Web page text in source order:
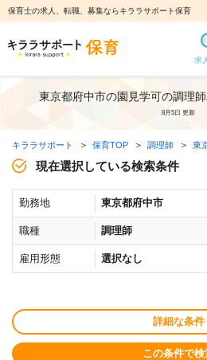
保育士の求人、転職、募集ならキララサポート保育
東京都府中市の園見学可の調理
8月5日 更新
キララサポート 保育TOP 調理師 東
現在選択している検索条件
勤務地 東京都府中市
職種 調理師
雇用形態 選択なし
詳細な条件
この条件で検